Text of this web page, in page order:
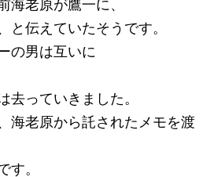
海老原が鷹一に、
と伝えていたそうです。
の男は互いに
去っていきました。
海老原から託されたメモを渡
す。